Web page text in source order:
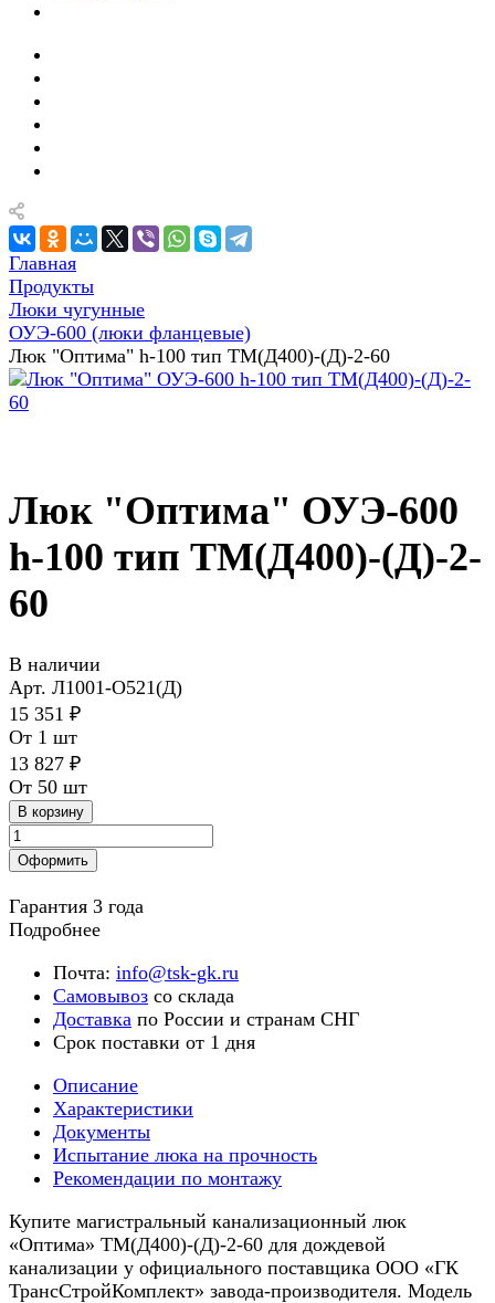
Главная
Продукты
Люки чугунные
ОУЭ-600 (люки фланцевые)
Люк "Оптима" h-100 тип ТМ(Д400)-(Д)-2-60
Люк "Оптима" ОУЭ-600
h-100 тип ТМ(Д400)-(Д)-2-
60
В наличии
Арт. Л1001-О521(Д)
15 351 ₽
От 1 шт
13 827 ₽
От 50 шт
В корзину
Оформить
Гарантия 3 года
Подробнее
Почта: info@tsk-gk.ru
Самовывоз со склада
Доставка по России и странам СНГ
Срок поставки от 1 дня
Описание
Характеристики
Документы
Испытание люка на прочность
Рекомендации по монтажу
Купите магистральный канализационный люк
«Оптима» ТМ(Д400)-(Д)-2-60 для дождевой
канализации у официального поставщика ООО «ГК
ТрансСтройКомплект» завода-производителя. Модель